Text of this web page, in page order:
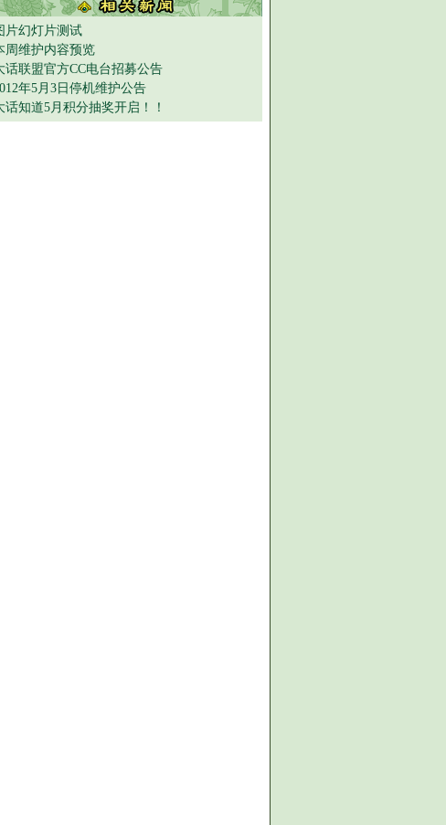
片幻灯片测试
周维护内容预览
话联盟官方CC电台招募公告
年5月3日停机维护公告
话知道5月积分抽奖开启！！